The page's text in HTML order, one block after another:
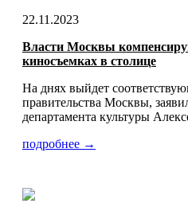
22.11.2023
Власти Москвы
киносъемках в столице
На днях выйдет
правительства Москвы,
департамента культуры
подробнее →